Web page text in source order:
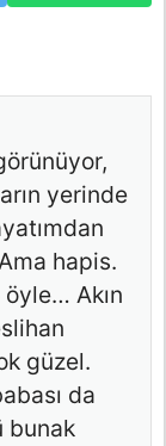
yerinde
hapis.
Akın
güzel.
da
bunak